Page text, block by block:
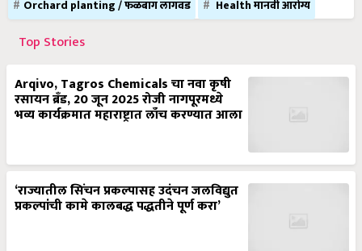
Top Stories
रसायन ब्रँड, 20 जून 2025 रोजी नागपूरमध्ये
भव्य कार्यक्रमात महाराष्ट्रात लाँच करण्यात आला
प्रकल्पांची कामे कालबद्ध पद्धतीने पूर्ण करा’